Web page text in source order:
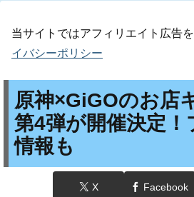
当サイトではアフィリエイト広告
イバシーポリシー
原神×GiGOのお店
第4弾が開催決定
情報も
X Facebook